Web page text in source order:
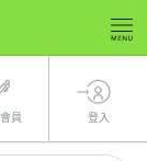
員 登入